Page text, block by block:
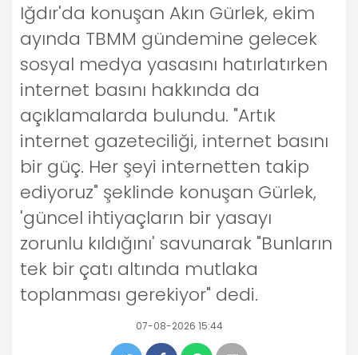
Iğdır'da konuşan Akın Gürlek, ekim
ayında TBMM gündemine gelecek
sosyal medya yasasını hatırlatırken
internet basını hakkında da
açıklamalarda bulundu. "Artık
internet gazeteciliği, internet basını
bir güç. Her şeyi internetten takip
ediyoruz" şeklinde konuşan Gürlek,
'güncel ihtiyaçların bir yasayı
zorunlu kıldığını' savunarak "Bunların
tek bir çatı altında mutlaka
toplanması gerekiyor" dedi.
07-08-2026 15:44